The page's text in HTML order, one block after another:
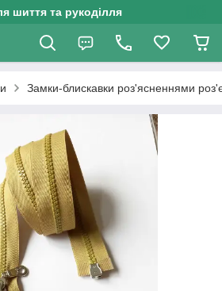
шиття та рукоділля
Замки-блискавки роз'ясненнями